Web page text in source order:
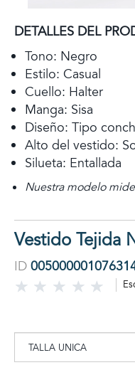
DETALLES DEL
Tono: Negro
Estilo: Casual
Cuello: Halter
Manga: Sisa
Diseño: Tipo
Alto del vestido:
Silueta: Entallada
Nuestra modelo
Vestido Tejida
ID